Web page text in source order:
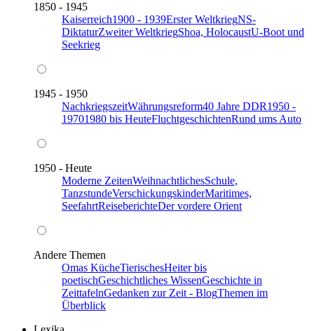
1850 - 1945
Kaiserreich1900 - 1939Erster WeltkriegNS-
DiktaturZweiter WeltkriegShoa, HolocaustU-Boot und
Seekrieg
1945 - 1950
NachkriegszeitWährungsreform40 Jahre DDR1950 -
19701980 bis HeuteFluchtgeschichtenRund ums Auto
1950 - Heute
Moderne ZeitenWeihnachtlichesSchule,
TanzstundeVerschickungskinderMaritimes,
SeefahrtReiseberichteDer vordere Orient
Andere Themen
Omas KücheTierischesHeiter bis
poetischGeschichtliches WissenGeschichte in
ZeittafelnGedanken zur Zeit - BlogThemen im
Überblick